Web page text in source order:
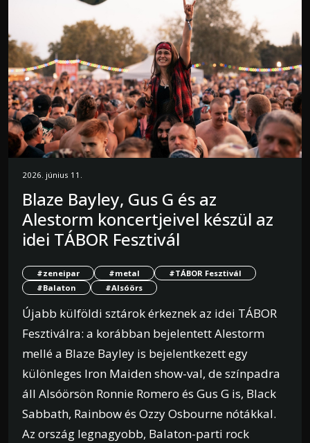
2026. június 11.
Blaze Bayley, Gus G és az
Alestorm koncertjeivel készül az
idei TÁBOR Fesztivál
#zeneipar #metal
#TÁBOR Fesztivál
#Balaton
#Alsóörs
Újabb külföldi sztárok érkeznek az idei TÁBOR
Fesztiválra: a korábban bejelentett Alestorm
mellé a Blaze Bayley is bejelentkezett egy
különleges Iron Maiden show-val, de színpadra
áll Alsóörsön Ronnie Romero és Gus G is, Black
Sabbath, Rainbow és Ozzy Osbourne nótákkal.
Az ország legnagyobb, Balaton-parti rock